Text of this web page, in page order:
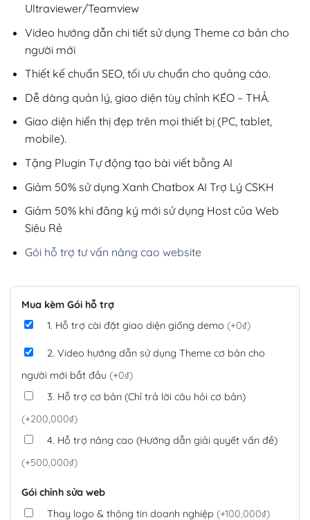
Ultraviewer/Teamview
Video hướng dẫn chi tiết sử dụng Theme cơ bản cho
người mới
Thiết kế chuẩn SEO, tối ưu chuẩn cho quảng cáo.
Dễ dàng quản lý, giao diện tùy chỉnh KÉO – THẢ.
Giao diện hiển thị đẹp trên mọi thiết bị (PC, tablet,
mobile).
Tặng Plugin Tự động tạo bài viết bằng AI
Giảm 50% sử dụng Xanh Chatbox AI Trợ Lý CSKH
Giảm 50% khi đăng ký mới sử dụng Host của Web
Siêu Rẻ
Gói hỗ trợ tư vấn nâng cao website
Mua kèm Gói hỗ trợ
1. Hỗ trợ cài đặt giao diện giống demo (+0₫)
2. Video hướng dẫn sử dụng Theme cơ bản cho
người mới bắt đầu (+0₫)
3. Hỗ trợ cơ bản (Chỉ trả lời câu hỏi cơ bản)
(+200,000₫)
4. Hỗ trợ nâng cao (Hướng dẫn giải quyết vấn đề)
(+500,000₫)
Gói chỉnh sửa web
Thay logo & thông tin doanh nghiệp (+100,000₫)